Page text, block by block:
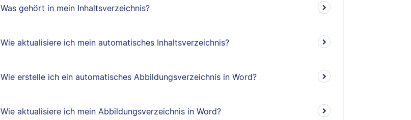
Was gehört in mein Inhaltsverzeichnis?
Wie aktualisiere ich mein automatisches Inhaltsverzeichnis?
Wie erstelle ich ein automatisches Abbildungsverzeichnis in Word?
Wie aktualisiere ich mein Abbildungsverzeichnis in Word?